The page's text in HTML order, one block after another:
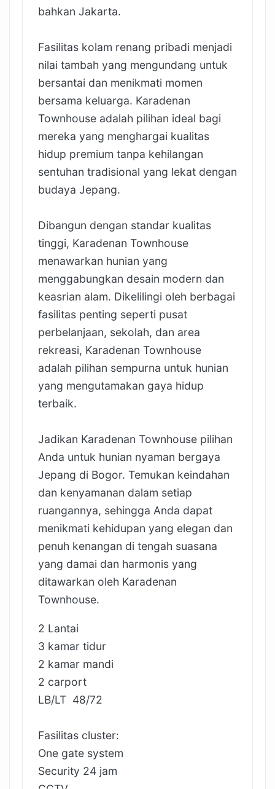
bahkan Jakarta.
Fasilitas kolam renang pribadi menjadi
nilai tambah yang mengundang untuk
bersantai dan menikmati momen
bersama keluarga. Karadenan
Townhouse adalah pilihan ideal bagi
mereka yang menghargai kualitas
hidup premium tanpa kehilangan
sentuhan tradisional yang lekat dengan
budaya Jepang.
Dibangun dengan standar kualitas
tinggi, Karadenan Townhouse
menawarkan hunian yang
menggabungkan desain modern dan
keasrian alam. Dikelilingi oleh berbagai
fasilitas penting seperti pusat
perbelanjaan, sekolah, dan area
rekreasi, Karadenan Townhouse
adalah pilihan sempurna untuk hunian
yang mengutamakan gaya hidup
terbaik.
Jadikan Karadenan Townhouse pilihan
Anda untuk hunian nyaman bergaya
Jepang di Bogor. Temukan keindahan
dan kenyamanan dalam setiap
ruangannya, sehingga Anda dapat
menikmati kehidupan yang elegan dan
penuh kenangan di tengah suasana
yang damai dan harmonis yang
ditawarkan oleh Karadenan
Townhouse.
2 Lantai
3 kamar tidur
2 kamar mandi
2 carport
LB/LT 48/72
Fasilitas cluster:
One gate system
Security 24 jam